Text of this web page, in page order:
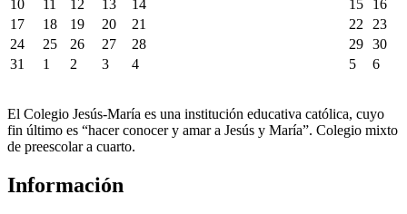
10
11 12 13 14 15
16
17
18 19 20 21 22
23
24
25 26 27 28 29 30
31
1 2 3 4 5 6
El Colegio Jesús-María es una institución educativa católica, cuyo
fin último es “hacer conocer y amar a Jesús y María”. Colegio mixto
de preescolar a cuarto.
Información